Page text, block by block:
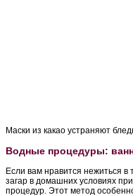
Маски из какао устраняют
Водные процедуры:
Если вам нравится нежиться
загар в домашних условиях
процедур. Этот метод